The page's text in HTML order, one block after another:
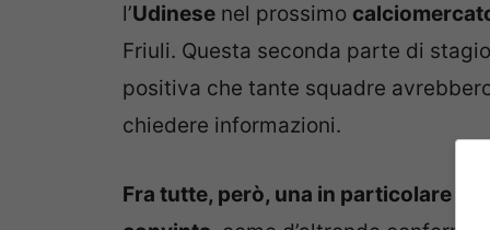
l’Udinese nel prossimo
Friuli. Questa seconda parte di
positiva che tante squadre
chiedere informazioni.
Fra tutte, però, una in particolare è